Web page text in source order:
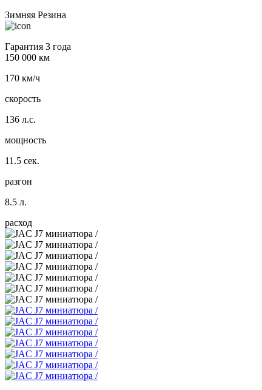
Зимняя Резина
Гарантия 3 года
150 000 км
170 км/ч
скорость
136 л.с.
мощность
11.5 сек.
разгон
8.5 л.
расход